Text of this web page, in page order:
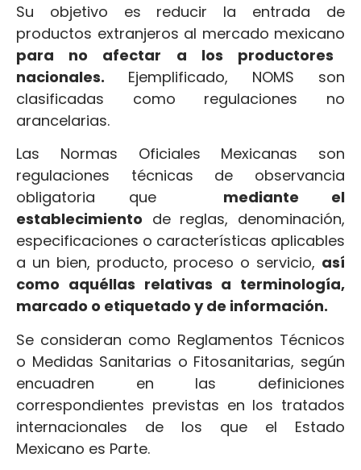
Su objetivo es reducir la entrada de
productos extranjeros al mercado mexicano
para no afectar a los productores
nacionales. Ejemplificado, NOMS son
clasificadas como regulaciones no
arancelarias.
Las Normas Oficiales Mexicanas son
regulaciones técnicas de observancia
obligatoria que mediante el
establecimiento de reglas, denominación,
especificaciones o características aplicables
a un bien, producto, proceso o servicio, así
como aquéllas relativas a terminología,
marcado o etiquetado y de información.
Se consideran como Reglamentos Técnicos
o Medidas Sanitarias o Fitosanitarias, según
encuadren en las definiciones
correspondientes previstas en los tratados
internacionales de los que el Estado
Mexicano es Parte.